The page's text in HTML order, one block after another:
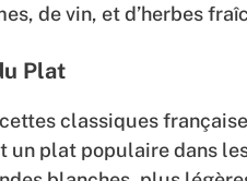
de vin, et d’herbes
Plat
classiques
un plat populaire dans